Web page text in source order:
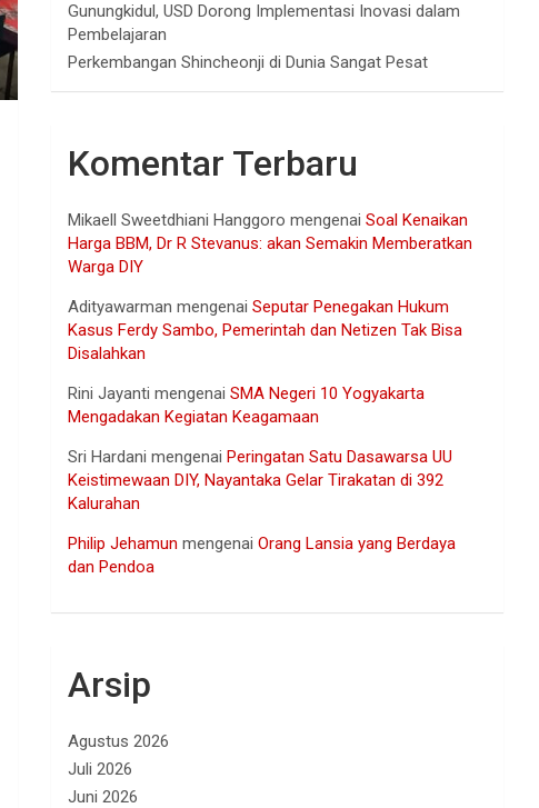
Gunungkidul, USD Dorong Implementasi Inovasi dalam
Pembelajaran
Perkembangan Shincheonji di Dunia Sangat Pesat
Komentar Terbaru
Mikaell Sweetdhiani Hanggoro mengenaiSoal Kenaikan
Harga BBM, Dr R Stevanus: akan Semakin Memberatkan
Warga DIY
Adityawarman mengenaiSeputar Penegakan Hukum
Kasus Ferdy Sambo, Pemerintah dan Netizen Tak Bisa
Disalahkan
Rini Jayanti mengenaiSMA Negeri 10 Yogyakarta
Mengadakan Kegiatan Keagamaan
Sri Hardani mengenaiPeringatan Satu Dasawarsa UU
Keistimewaan DIY, Nayantaka Gelar Tirakatan di 392
Kalurahan
Philip Jehamun mengenaiOrang Lansia yang Berdaya
dan Pendoa
Arsip
Agustus 2026
Juli 2026
Juni 2026